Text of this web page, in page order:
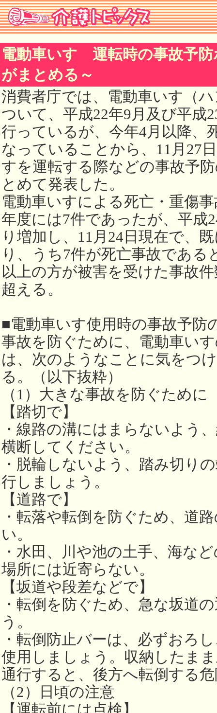
電動車いす 運転時の事故予防
がまとめる～
消費者庁では、電動車いす（
ついて、平成22年9月及び平成
行っているが、今年4月以降、
なっていることから、11月27
すを運転する際などの事故予
とめて発表した。
電動車いすによる死亡・重傷
年度には7件であったが、平成
り増加し、11月24日現在で、
り、うち7件が死亡事故である
以上の方が被害を受けた事故
超える。
■電動車いす使用時の事故予防
事故を防ぐために、電動車い
は、次のようなことに気をつ
る。（以下抜粋）
（1）大きな事故を防ぐために
【踏切で】
・線路の溝にはまらないよう
横断してください。
・脱輪しないよう、踏み切り
行しましょう。
【道路で】
・転落や転倒を防ぐため、道
い。
・水田、川や池の土手、海な
場所には近寄らない。
【坂道や段差などで】
・転倒を防ぐため、急な坂道
う。
・転倒防止バーは、必ずおろ
使用しましょう。収納したま
通行すると、後方へ転倒する
（2）日頃の注意
【運転前には点検】